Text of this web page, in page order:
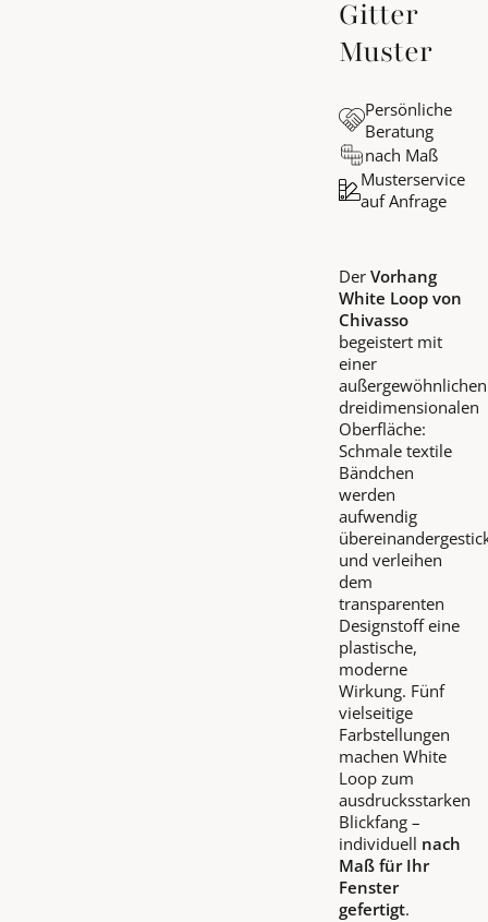
Gitter
Muster
Persönliche
Beratung
nach Maß
Musterservice
auf Anfrage
Der Vorhang
White Loop von
Chivasso
begeistert mit
einer
außergewöhnlichen
dreidimensionalen
Oberfläche:
Schmale textile
Bändchen
werden
aufwendig
und verleihen
dem
transparenten
Designstoff eine
plastische,
moderne
Wirkung. Fünf
vielseitige
Farbstellungen
machen White
Loop zum
ausdrucksstarken
Blickfang –
individuell nach
Maß für Ihr
Fenster
gefertigt.